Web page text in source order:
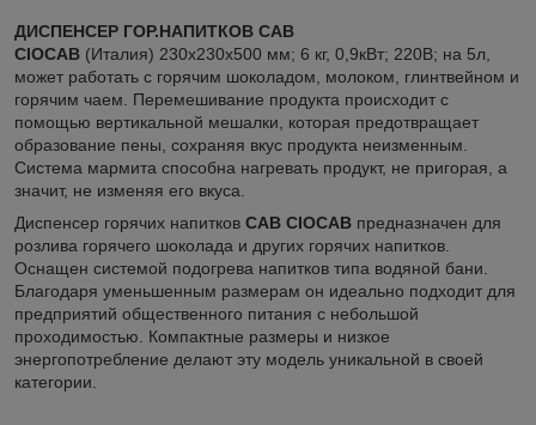
ДИСПЕНСЕР ГОР.НАПИТКОВ CAB
CIOCAB (Италия) 230х230х500 мм; 6 кг, 0,9кВт; 220В; на 5л,
может работать с горячим шоколадом, молоком, глинтвейном и
горячим чаем. Перемешивание продукта происходит с
помощью вертикальной мешалки, которая предотвращает
образование пены, сохраняя вкус продукта неизменным.
Система мармита способна нагревать продукт, не пригорая, а
значит, не изменяя его вкуса.
Диспенсер горячих напитков CAB CIOCAB предназначен для
розлива горячего шоколада и других горячих напитков.
Оснащен системой подогрева напитков типа водяной бани.
Благодаря уменьшенным размерам он идеально подходит для
предприятий общественного питания с небольшой
проходимостью. Компактные размеры и низкое
энергопотребление делают эту модель уникальной в своей
категории.